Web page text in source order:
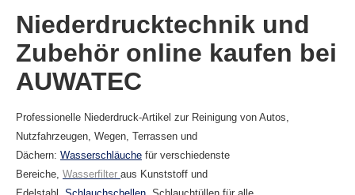
Niederdrucktechnik und
Zubehör online kaufen bei
AUWATEC
Professionelle Niederdruck-Artikel zur Reinigung von Autos,
Nutzfahrzeugen, Wegen, Terrassen und
Dächern: Wasserschläuche für verschiedenste
Bereiche, Wasserfilter aus Kunststoff und